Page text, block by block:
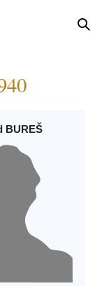
BUREŠ